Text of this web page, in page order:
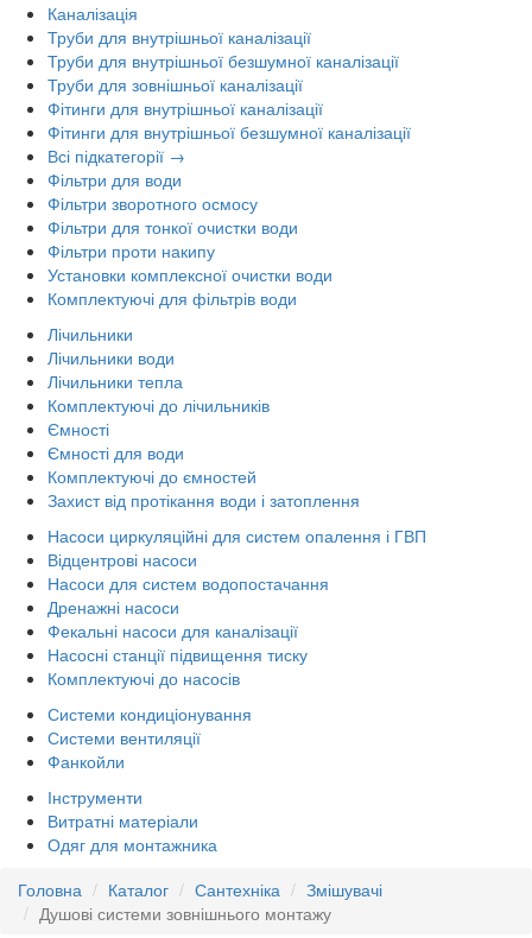
Каналізація
Труби для внутрішньої каналізації
Труби для внутрішньої безшумної каналізації
Труби для зовнішньої каналізації
Фітинги для внутрішньої каналізації
Фітинги для внутрішньої безшумної каналізації
Всі підкатегорії →
Фільтри для води
Фільтри зворотного осмосу
Фільтри для тонкої очистки води
Фільтри проти накипу
Установки комплексної очистки води
Комплектуючі для фільтрів води
Лічильники
Лічильники води
Лічильники тепла
Комплектуючі до лічильників
Ємності
Ємності для води
Комплектуючі до ємностей
Захист від протікання води і затоплення
Насоси циркуляційні для систем опалення і ГВП
Відцентрові насоси
Насоси для систем водопостачання
Дренажні насоси
Фекальні насоси для каналізації
Насосні станції підвищення тиску
Комплектуючі до насосів
Системи кондиціонування
Системи вентиляції
Фанкойли
Інструменти
Витратні матеріали
Одяг для монтажника
Головна
Каталог Сантехніка
Змішувачі
Душові системи зовнішнього монтажу